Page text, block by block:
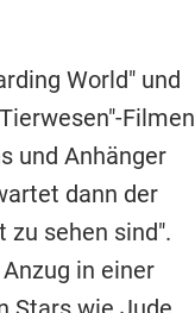
World" und
Filmen
und Anhänger
dann der
zu sehen sind".
in einer